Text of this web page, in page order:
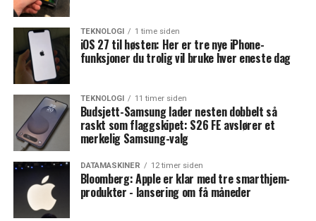
TEKNOLOGI 1 time siden
iOS 27 til høsten: Her er tre nye iPhone-
funksjoner du trolig vil bruke hver eneste dag
TEKNOLOGI 11 timer siden
Budsjett-Samsung lader nesten dobbelt så
raskt som flaggskipet: S26 FE avslører et
merkelig Samsung-valg
DATAMASKINER 12 timer siden
Bloomberg: Apple er klar med tre smarthjem-
produkter - lansering om få måneder